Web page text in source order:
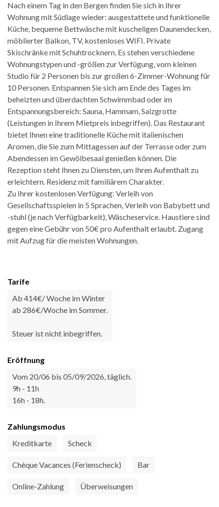
Nach einem Tag in den Bergen finden Sie sich in Ihrer
Wohnung mit Südlage wieder: ausgestattete und funktionelle
Küche, bequeme Bettwäsche mit kuscheligen Daunendecken,
möblierter Balkon, TV, kostenloses WIFI. Private
Skischränke mit Schuhtrocknern. Es stehen verschiedene
Wohnungstypen und -größen zur Verfügung, vom kleinen
Studio für 2 Personen bis zur großen 6-Zimmer-Wohnung für
10 Personen. Entspannen Sie sich am Ende des Tages im
beheizten und überdachten Schwimmbad oder im
Entspannungsbereich: Sauna, Hammam, Salzgrotte
(Leistungen in Ihrem Mietpreis inbegriffen). Das Restaurant
bietet Ihnen eine traditionelle Küche mit italienischen
Aromen, die Sie zum Mittagessen auf der Terrasse oder zum
Abendessen im Gewölbesaal genießen können. Die
Rezeption steht Ihnen zu Diensten, um Ihren Aufenthalt zu
erleichtern. Residenz mit familiärem Charakter.
Zu Ihrer kostenlosen Verfügung: Verleih von
Gesellschaftsspielen in 5 Sprachen, Verleih von Babybett und
-stuhl (je nach Verfügbarkeit), Wäscheservice. Haustiere sind
gegen eine Gebühr von 50€ pro Aufenthalt erlaubt. Zugang
mit Aufzug für die meisten Wohnungen.
Tarife
Ab 414€/ Woche im Winter
ab 286€/Woche im Sommer.
Steuer ist nicht inbegriffen.
Eröffnung
Vom 20/06 bis 05/09/2026, täglich.
9h - 11h
16h - 18h.
Zahlungsmodus
Kreditkarte
Scheck
Chèque Vacances (Ferienscheck) Bar
Online-Zahlung Überweisungen